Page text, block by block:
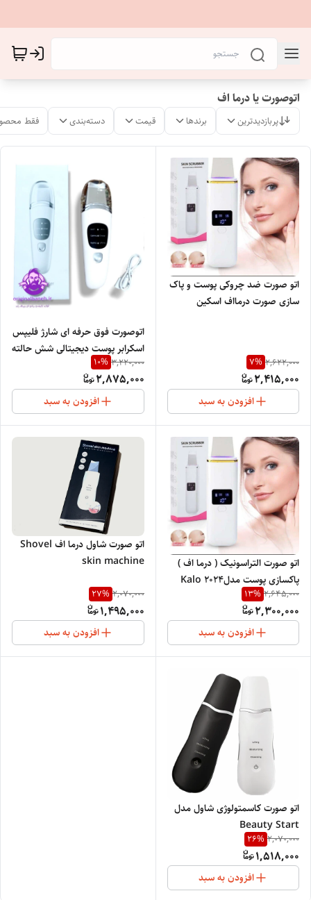
اتوصورت یا درما اف
پربازدیدترین برندها قیمت دسته‌بندی فقط
اتو صورت ضد چروکی پوست و پاک
سازی صورت درمااف اسکین
2,622,000
7%
2,415,000
افزودن به سبد
اتوصورت فوق حرفه ای شارژ فلیپس
اسکرابر پوست دیجیتالی شش حالته
و سه سرعته گرفتن یون منفی
پوست جذب یون مثبت در
3,220,000
10%
2,875,000
افزودن به سبد
اتو صورت التراسونیک ( درما اف )
پاکسازی پوست مدل2024 Kalo
Ultrasonic DermaF
2,645,000
13%
2,300,000
افزودن به سبد
اتو صورت شاول درما اف Shovel
skin machine
2,070,000
27%
1,495,000
افزودن به سبد
اتو صورت کاسمتولوژی شاول مدل
Beauty Start
2,070,000
26%
1,518,000
افزودن به سبد